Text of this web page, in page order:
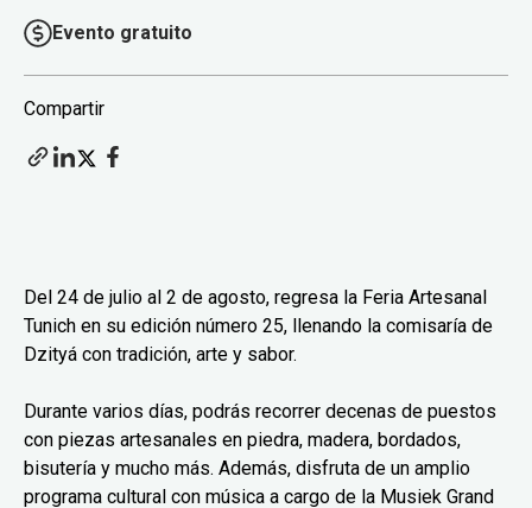
Evento gratuito
Compartir
Del 24 de julio al 2 de agosto, regresa la Feria Artesanal
Tunich en su edición número 25, llenando la comisaría de
Dzityá con tradición, arte y sabor.
Durante varios días, podrás recorrer decenas de puestos
con piezas artesanales en piedra, madera, bordados,
bisutería y mucho más. Además, disfruta de un amplio
programa cultural con música a cargo de la Musiek Grand